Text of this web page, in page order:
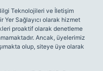
Teknolojileri ve İletişim
Yer Sağlayıcı olarak hizmet
proaktif olarak denetleme
Ancak, üyelerimiz
olup, siteye üye olarak